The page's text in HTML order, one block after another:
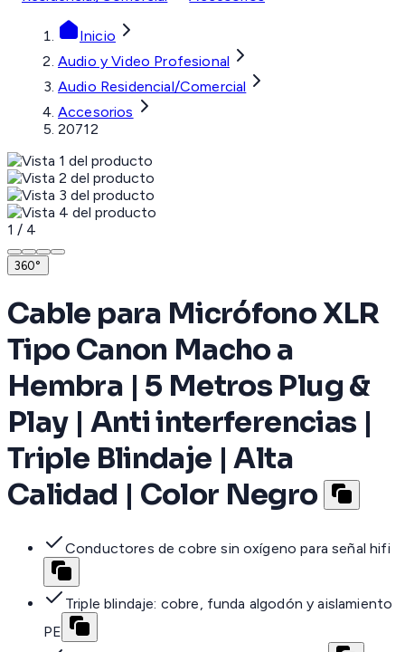
Inicio
Audio y Video Profesional
Audio Residencial/Comercial
Accesorios
20712
1 / 4
360°
Cable para Micrófono XLR
Tipo Canon Macho a
Hembra | 5 Metros Plug &
Play | Anti interferencias |
Triple Blindaje | Alta
Calidad | Color Negro
Conductores de cobre sin oxígeno para señal hifi
Triple blindaje: cobre, funda algodón y aislamiento
PE